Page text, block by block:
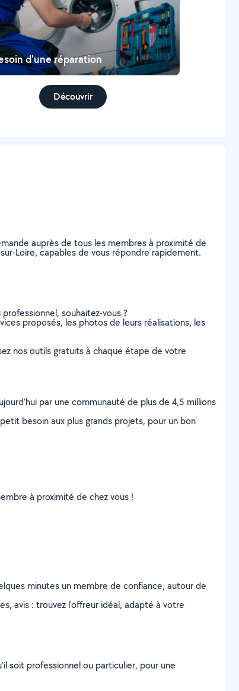
d'une réparation
Découvrir
auprès de tous les membres à proximité de
Loire, capables de vous répondre rapidement.
souhaitez-vous ?
proposés, les photos de leurs réalisations, les
nos outils gratuits à chaque étape de votre
par une communauté de plus de 4,5 millions
besoin aux plus grands projets, pour un bon
à proximité de chez vous !
minutes un membre de confiance, autour de
avis : trouvez l'offreur idéal, adapté à votre
soit professionnel ou particulier, pour une